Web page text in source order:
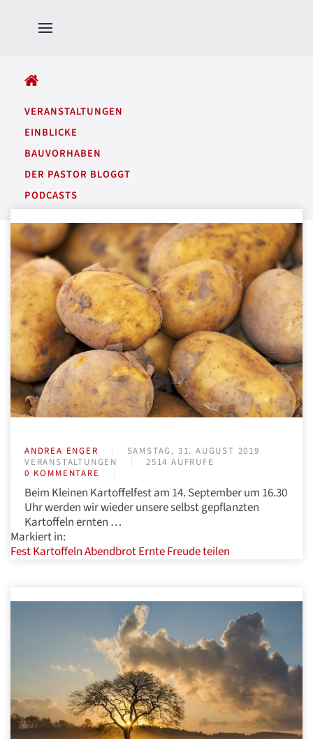
VERANSTALTUNGEN
EINBLICKE
BAUVORHABEN
DER PASTOR BLOGGT
PODCASTS
ANDREA ENGER
SAMSTAG, 31. AUGUST 2019
VERANSTALTUNGEN
2514 AUFRUFE
0 KOMMENTARE
Beim Kleinen Kartoffelfest am 14. September um 16.30
Uhr werden wir wieder unsere selbst gepflanzten
Kartoffeln ernten …
Markiert in:
FestKartoffelnAbendbrotErnteFreudeteilen